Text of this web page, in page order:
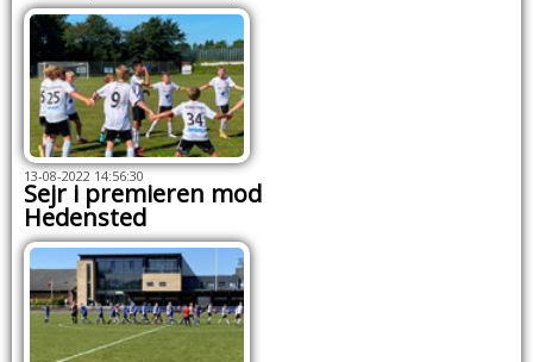
13-08-2022 14:56:30
Sejr i premieren mod
Hedensted